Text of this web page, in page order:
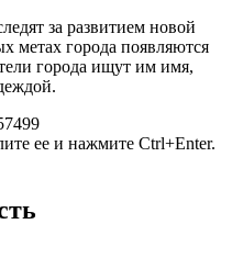
за развитием новой
метах города появляются
города ищут им имя,
ее и нажмите Ctrl+Enter.